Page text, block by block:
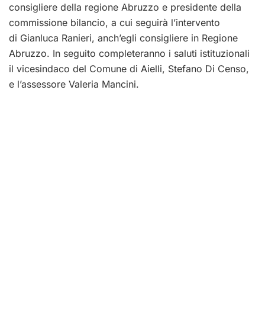
consigliere della regione Abruzzo e presidente della
commissione bilancio, a cui seguirà l’intervento
di Gianluca Ranieri, anch’egli consigliere in Regione
Abruzzo. In seguito completeranno i saluti istituzionali
il vicesindaco del Comune di Aielli, Stefano Di Censo,
e l’assessore Valeria Mancini.